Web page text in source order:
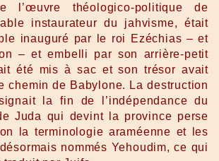
l’œuvre théologico-politique de
instaurateur du jahvisme, était
inauguré par le roi Ezéchias – et
– et embelli par son arrière-petit
été mis à sac et son trésor avait
chemin de Babylone. La destruction
la fin de l’indépendance du
Juda qui devint la province perse
la terminologie araméenne et les
nommés Yehoudim, ce qui